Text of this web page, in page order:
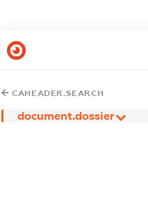
CAHEADER.SEARCH
document.dossier